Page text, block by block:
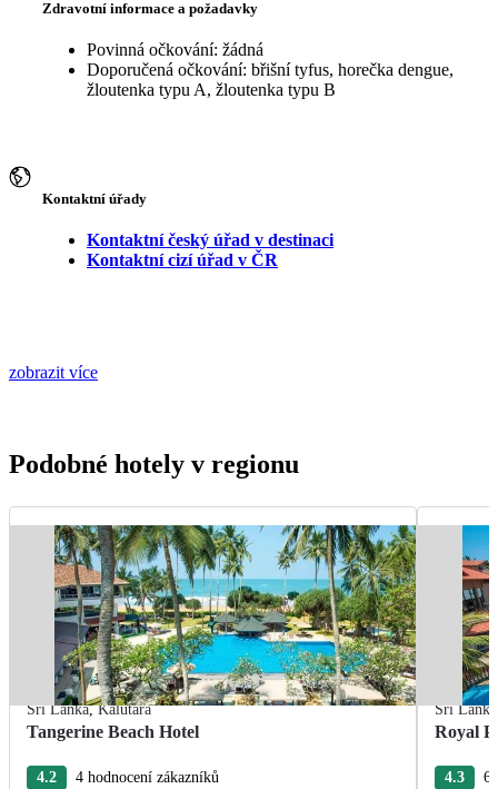
Zdravotní informace a požadavky
Povinná očkování: žádná
Doporučená očkování: břišní tyfus, horečka dengue,
žloutenka typu A, žloutenka typu B
Kontaktní úřady
Kontaktní český úřad v destinaci
Kontaktní cizí úřad v ČR
zobrazit více
Podobné hotely v regionu
Srí Lanka,Kalutara
Tangerine Beach Hotel
4.2
4 hodnocení zákazníků
Srí Lanka
Royal
4.3 6